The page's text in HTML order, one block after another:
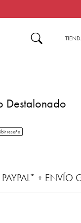
Destalonado
del cliente
rating
reseña
+ ENVÍO